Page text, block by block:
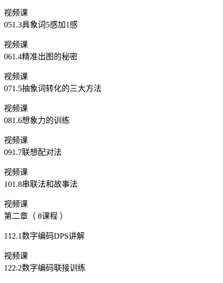
视频课
051.3具象词5感加1感
视频课
061.4精准出图的秘密
视频课
071.5抽象词转化的三大方法
视频课
081.6想象力的训练
视频课
091.7联想配对法
视频课
101.8串联法和故事法
视频课
第二章（ 8课程 ）
112.1数字编码DPS讲解
视频课
122.2数字编码联接训练